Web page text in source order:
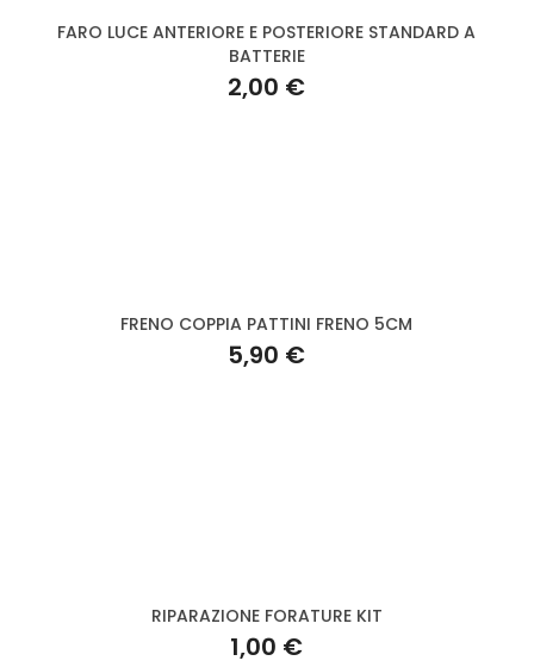
FARO LUCE ANTERIORE E POSTERIORE STANDARD A
BATTERIE
2,00 €
FRENO COPPIA PATTINI FRENO 5CM
5,90 €
RIPARAZIONE FORATURE KIT
1,00 €